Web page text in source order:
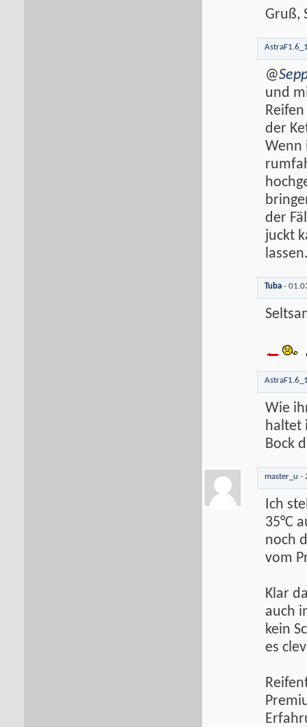
Gruß,
@
und
der
Wenn
der
juckt
Tuba-
Wie
haltet
Bock
master_u -
Ich
35°C
noch
vom
Klar
auch
kein
es